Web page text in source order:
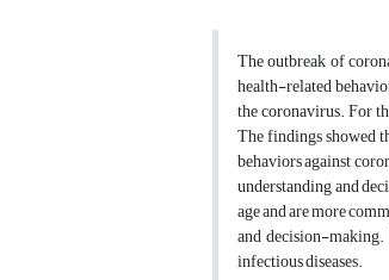
The outbreak of
health-related
the coronavirus. For
The findings showed
behaviors against
understanding and
age and are more
and decision-
infectious diseases.